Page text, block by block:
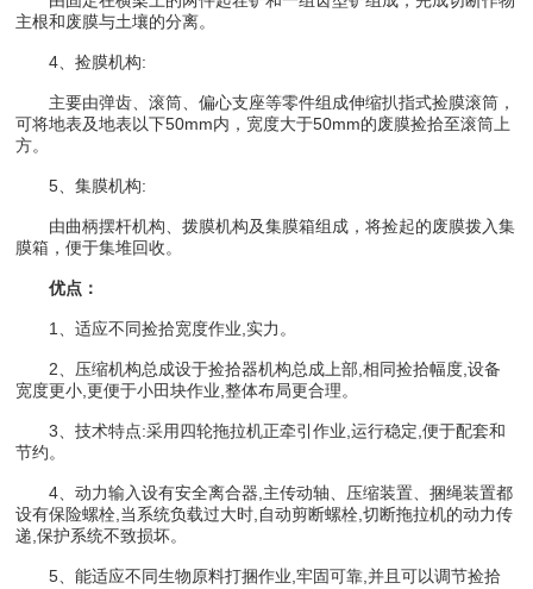
主根和废膜与土壤的分离。
4、捡膜机构:
主要由弹齿、滚筒、偏心支座等零件组成伸缩扒指式捡膜滚筒，
可将地表及地表以下50mm内，宽度大于50mm的废膜捡拾至滚筒上
方。
5、集膜机构:
由曲柄摆杆机构、拨膜机构及集膜箱组成，将捡起的废膜拨入集
膜箱，便于集堆回收。
优点：
1、适应不同捡拾宽度作业,实力。
2、压缩机构总成设于捡拾器机构总成上部,相同捡拾幅度,设备
宽度更小,更便于小田块作业,整体布局更合理。
3、技术特点:采用四轮拖拉机正牵引作业,运行稳定,便于配套和
节约。
4、动力输入设有安全离合器,主传动轴、压缩装置、捆绳装置都
设有保险螺栓,当系统负载过大时,自动剪断螺栓,切断拖拉机的动力传
递,保护系统不致损坏。
5、能适应不同生物原料打捆作业,牢固可靠,并且可以调节捡拾